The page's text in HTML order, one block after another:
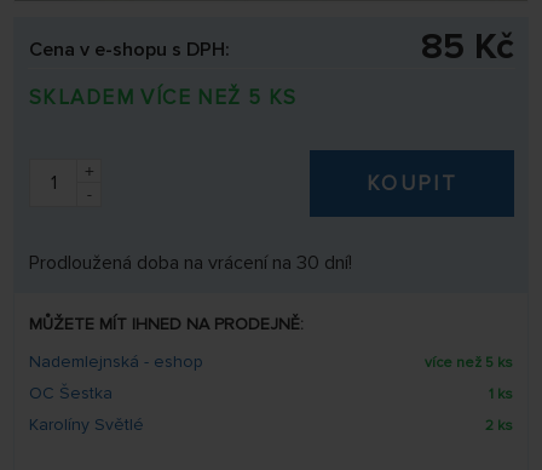
Cena v e-shopu s DPH: 85 Kč
SKLADEM VÍCE NEŽ 5 KS
+
-
KOUPIT
Prodloužená doba na vrácení na 30 dní!
MŮŽETE MÍT IHNED NA PRODEJNĚ:
Nademlejnská - eshop
více než 5 ks
OC Šestka 1 ks
Karolíny Světlé 2 ks